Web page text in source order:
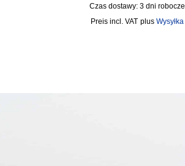
Czas dostawy: 3 dni robocze
incl. VAT plus Wysyłka